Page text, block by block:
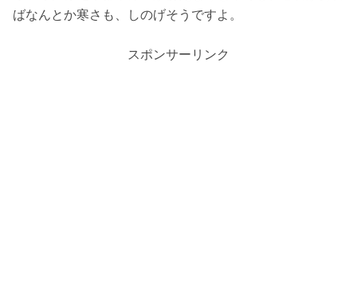
ばなんとか寒さも、しのげそうですよ。
スポンサーリンク